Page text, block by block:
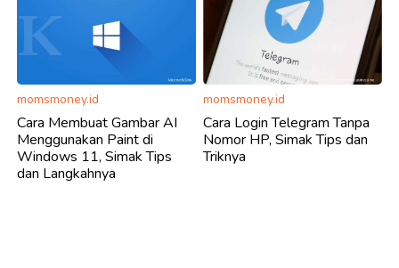
momsmoney.id
Cara Membuat Gambar AI
Menggunakan Paint di
Windows 11, Simak Tips
dan Langkahnya
momsmoney.id
Cara Login Telegram Tanpa
Nomor HP, Simak Tips dan
Triknya